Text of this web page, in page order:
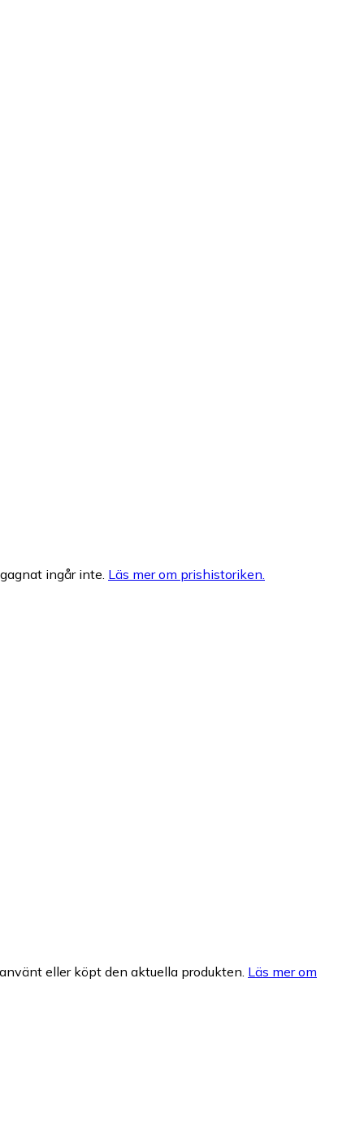
ingår inte. Läs mer om prishistoriken.
eller köpt den aktuella produkten. Läs mer om